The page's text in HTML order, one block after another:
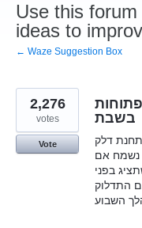
Use this
ideas to
← Waze Suggestion Box
בשבת
דלק
נשמח אם
בפני
התדלוק
2,276
votes
Vote